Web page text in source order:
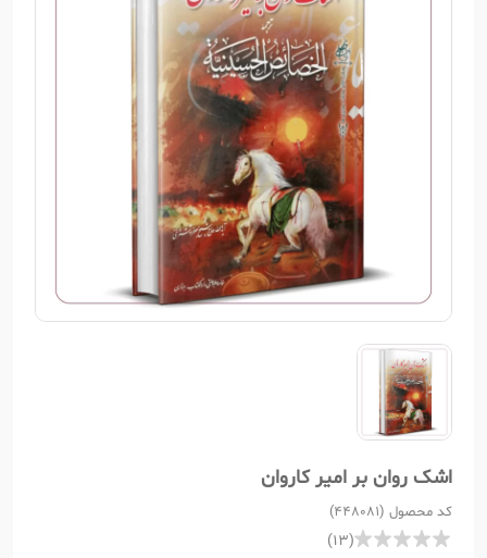
اشک روان بر امیر کاروان
کد محصول (448081)
(13)